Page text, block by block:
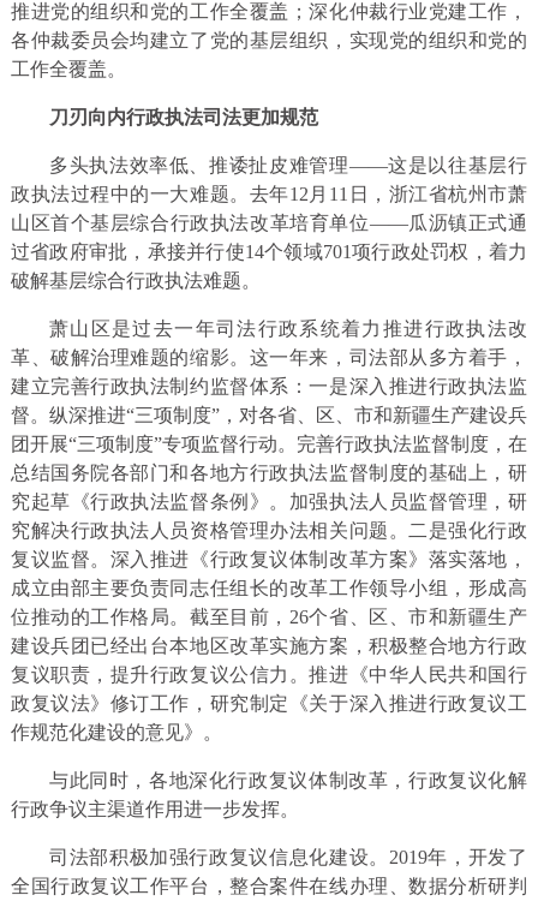
推进党的组织和党的工作全覆盖；深化仲裁行业党建工作，
各仲裁委员会均建立了党的基层组织，实现党的组织和党的
工作全覆盖。
刀刃向内行政执法司法更加规范
多头执法效率低、推诿扯皮难管理——这是以往基层行
政执法过程中的一大难题。去年12月11日，浙江省杭州市萧
山区首个基层综合行政执法改革培育单位——瓜沥镇正式通
过省政府审批，承接并行使14个领域701项行政处罚权，着力
破解基层综合行政执法难题。
萧山区是过去一年司法行政系统着力推进行政执法改
革、破解治理难题的缩影。这一年来，司法部从多方着手，
建立完善行政执法制约监督体系：一是深入推进行政执法监
督。纵深推进“三项制度”，对各省、区、市和新疆生产建设兵
团开展“三项制度”专项监督行动。完善行政执法监督制度，在
总结国务院各部门和各地方行政执法监督制度的基础上，研
究起草《行政执法监督条例》。加强执法人员监督管理，研
究解决行政执法人员资格管理办法相关问题。二是强化行政
复议监督。深入推进《行政复议体制改革方案》落实落地，
成立由部主要负责同志任组长的改革工作领导小组，形成高
位推动的工作格局。截至目前，26个省、区、市和新疆生产
建设兵团已经出台本地区改革实施方案，积极整合地方行政
复议职责，提升行政复议公信力。推进《中华人民共和国行
政复议法》修订工作，研究制定《关于深入推进行政复议工
作规范化建设的意见》。
与此同时，各地深化行政复议体制改革，行政复议化解
行政争议主渠道作用进一步发挥。
司法部积极加强行政复议信息化建设。2019年，开发了
全国行政复议工作平台，整合案件在线办理、数据分析研判